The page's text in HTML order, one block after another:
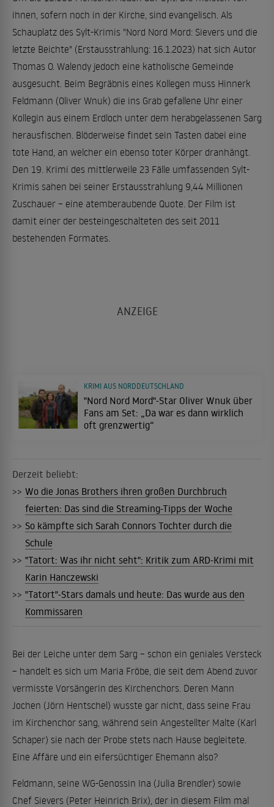
ihnen, sofern noch in der Kirche, sind evangelisch. Als
Schauplatz des Sylt-Krimis "Nord Nord Mord: Sievers und die
letzte Beichte" (Erstausstrahlung: 16.1.2023) hat sich Autor
Thomas O. Walendy jedoch eine katholische Gemeinde
ausgesucht. Beim Begräbnis eines Kollegen muss Hinnerk
Feldmann (Oliver Wnuk) die ins Grab gefallene Uhr einer
Kollegin aus einem Erdloch unter dem herabgelassenen Sarg
herausfischen. Blöderweise findet sein Tasten dabei eine
tote Hand, an welcher ein ebenso toter Körper dranhängt.
Den 19. Krimi des mittlerweile 23 Fälle umfassenden Sylt-
Krimis sahen bei seiner Erstausstrahlung 9,44 Millionen
Zuschauer – eine atemberaubende Quote. Der Film ist
damit einer der besteingeschalteten des seit 2011
bestehenden Formates.
"Nord Nord Mord"-Star Oliver Wnuk über
Fans am Set: „Da war es dann wirklich
oft grenzwertig“
KRIMI AUS NORDDEUTSCHLAND
Derzeit beliebt:
>> Wo die Jonas Brothers ihren großen Durchbruch
feierten: Das sind die Streaming-Tipps der Woche
>> So kämpfte sich Sarah Connors Tochter durch die
Schule
>> "Tatort: Was ihr nicht seht": Kritik zum ARD-Krimi mit
Karin Hanczewski
>> "Tatort"-Stars damals und heute: Das wurde aus den
Kommissaren
Bei der Leiche unter dem Sarg – schon ein geniales Versteck
– handelt es sich um Maria Fröbe, die seit dem Abend zuvor
vermisste Vorsängerin des Kirchenchors. Deren Mann
Jochen (Jörn Hentschel) wusste gar nicht, dass seine Frau
im Kirchenchor sang, während sein Angestellter Malte (Karl
Schaper) sie nach der Probe stets nach Hause begleitete.
Eine Affäre und ein eifersüchtiger Ehemann also?
Feldmann, seine WG-Genossin Ina (Julia Brendler) sowie
Chef Sievers (Peter Heinrich Brix), der in diesem Film mal